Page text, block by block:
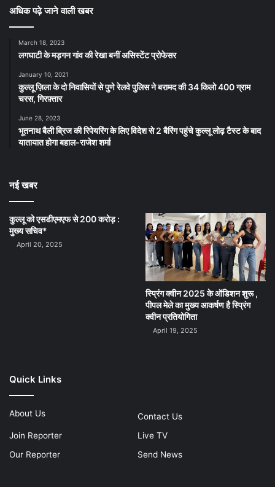
अधिक पढ़े जाने वाली खबर
March 18, 2023
लगघाटी के मड़गन गांव की रेखा बनीं असिस्टेंट प्रोफेसर
January 10, 2021
कुल्लू ज़िला के दो निवासियों से पुणे रेलवे पुलिस ने बरामद की 34 किलो 400 ग्राम
चरस, गिरफ़्तार
June 28, 2023
भूतनाथ बैली ब्रिज की रिपेयरिंग के लिए विदेश से 2 बैरिंग पहुंचे कुल्लू लोढ़ टैस्ट के बाद
यातायात होगा बहाल-राजेश शर्मा
नई खबर
कुल्लू को एसडीएमएफ से 200 करोड़ :
मुख्य सचिव*
April 20, 2025
स्प्रिंग क्वीन 2025 के ऑडिशन शुरू ,
पीपल मेले का मुख्य आकर्षण है स्प्रिंग
क्वीन प्रतियोगिता
April 19, 2025
Quick Links
About Us
Contact Us
Join Reporter
Live TV
Our Reporter
Send News